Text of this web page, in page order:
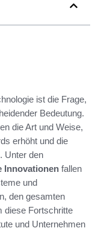
ist die Frage,
Bedeutung.
die Art und Weise,
erhöht und die
Unter den
Innovationen fallen
und
den gesamten
diese Fortschritte
und Unternehmen